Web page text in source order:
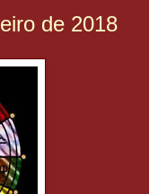
de 2018